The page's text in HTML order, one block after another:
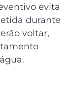
evita
durante
voltar,